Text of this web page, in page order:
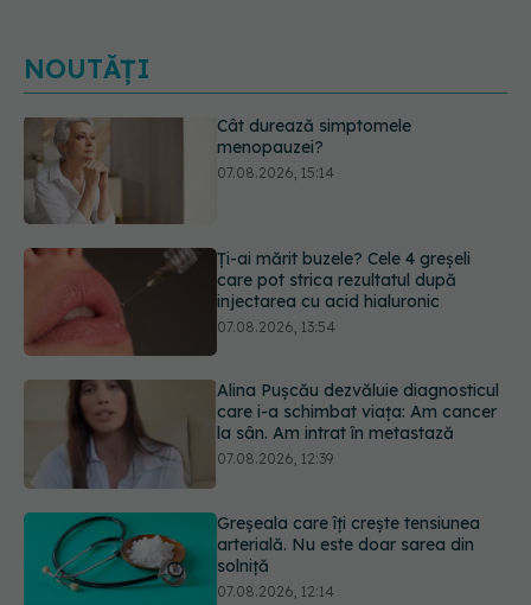
NOUTĂȚI
Ți-ai mărit buzele? Cele 4 greșeli
care pot strica rezultatul după
Alina Pușcău dezvăluie diagnosticul
care i-a schimbat viața: Am cancer
la sân. Am intrat în metastază
Greșeala care îți crește tensiunea
arterială. Nu este doar sarea din
solniță
Schimbare majoră la examenul de
medic specialist din 2026. Toți
candidații vor avea aceleași